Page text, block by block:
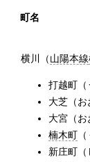
町名
横川（山陽本線
打越町（
大芝（お
大宮（お
楠木町（
新庄町（